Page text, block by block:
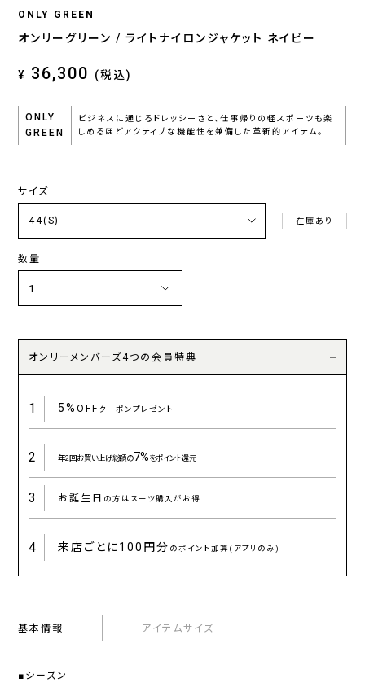
ONLY GREEN
オンリーグリーン / ライトナイロンジャケット ネイビー
¥ 36,300 (税込)
ONLY
GREEN
ビジネスに通じるドレッシーさと、仕事帰りの軽スポーツも楽
しめるほどアクティブな機能性を兼備した革新的アイテム。
サイズ
在庫あり
数量
オンリーメンバーズ4つの会員特典
1 5%OFFクーポンプレゼント
2 年2回お買い上げ総額の7%をポイント還元
3 お誕生日 の方はスーツ購入がお得
4 来店ごとに100円分 のポイント加算(アプリのみ)
基本情報 アイテムサイズ
■シーズン